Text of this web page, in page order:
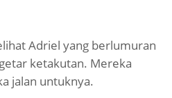
Adriel yang berlumuran
ketakutan. Mereka
jalan untuknya.